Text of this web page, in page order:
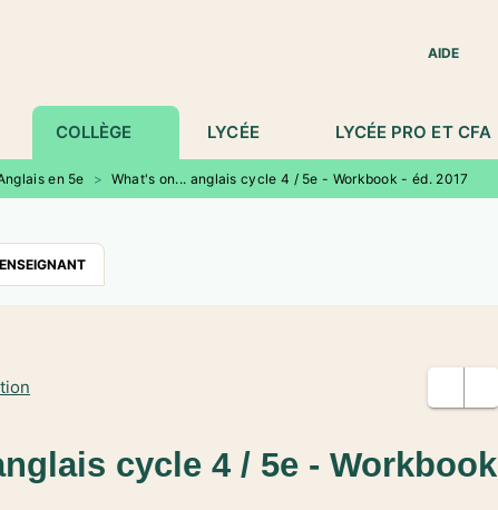
AIDE
COLLÈGE LYCÉE LYCÉE PRO ET CFA
en 5e > What's on... anglais cycle 4 / 5e - Workbook - éd. 2017
cycle 4 / 5e - Workbook